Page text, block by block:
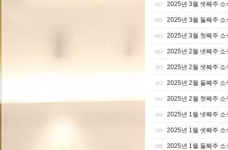
407 2025년 3월 셋째주 소
406 2025년 3월 둘째주 소
405 2025년 3월 첫째주 소
404 2025년 2월 넷째주 소
403 2025년 2월 셋째주 소
402 2025년 2월 둘째주 소
401 2025년 2월 첫째주 소
400 2025년 1월 넷째주 소
399 2025년 1월 셋째주 소
398 2025년 1월 둘째주 소